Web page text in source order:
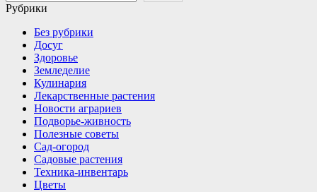
Рубрики
Без рубрики
Досуг
Здоровье
Земледелие
Кулинария
Лекарственные растения
Новости аграриев
Подворье-живность
Полезные советы
Сад-огород
Садовые растения
Техника-инвентарь
Цветы